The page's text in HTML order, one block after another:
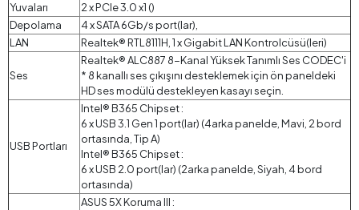
Yuvaları
2 x PCIe 3.0 x1 ()
Depolama
4 x SATA 6Gb/s port(lar),
LAN
Realtek® RTL8111H, 1 x Gigabit LAN Kontrolcüsü(leri)
Ses
Realtek® ALC887 8-Kanal Yüksek Tanımlı Ses CODEC'i
* 8 kanallı ses çıkışını desteklemek için ön paneldeki
HD ses modülü destekleyen kasayı seçin.
USB Portları
Intel® B365 Chipset :
6 x USB 3.1 Gen 1 port(lar) (4arka panelde, Mavi, 2 bord
ortasında, Tip A)
Intel® B365 Chipset :
6 x USB 2.0 port(lar) (2arka panelde, Siyah, 4 bord
ortasında)
ASUS 5X Koruma III :